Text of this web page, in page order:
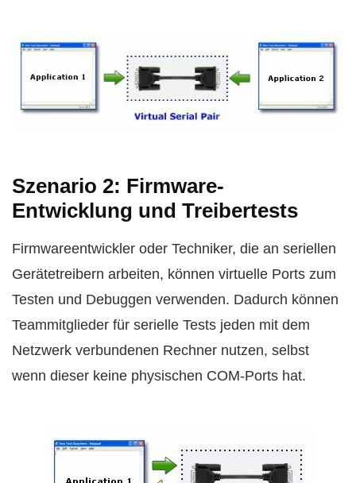
Szenario 2: Firmware-
Entwicklung und Treibertests
Firmwareentwickler oder Techniker, die an seriellen
Gerätetreibern arbeiten, können virtuelle Ports zum
Testen und Debuggen verwenden. Dadurch können
Teammitglieder für serielle Tests jeden mit dem
Netzwerk verbundenen Rechner nutzen, selbst
wenn dieser keine physischen COM-Ports hat.